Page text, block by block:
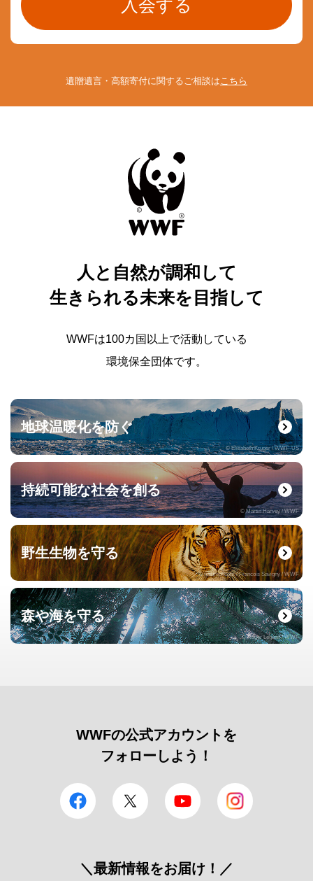
遺贈遺言・高額寄付に関するご相談はこちら
人と自然が調和して
生きられる未来を目指して
WWFは100カ国以上で活動している
環境保全団体です。
地球温暖化を防ぐ
© Elisabeth Kruger / WWF-US
持続可能な社会を創る
© Martin Harvey / WWF
野生生物を守る
© naturepl.com / Francois Savigny / WWF
森や海を守る
© Roger Leguen / WWF
WWFの公式アカウントを
フォローしよう！
facebook Twitter YouTube
＼最新情報をお届け！／